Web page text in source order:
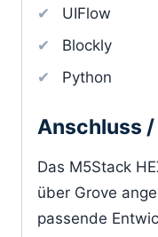
UIFlow
Blockly
Python
Anschluss
Das M5Stack
über Grove
passende